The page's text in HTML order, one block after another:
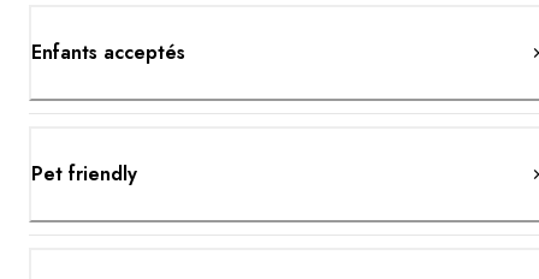
Enfants acceptés
Pet friendly